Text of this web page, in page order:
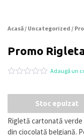
Acasă/ Uncategorized /
Promo
0
5
pe
baza
Adaugă un
Stoc epuizat
Rigletă cartonată verde
din ciocolată belgiană.